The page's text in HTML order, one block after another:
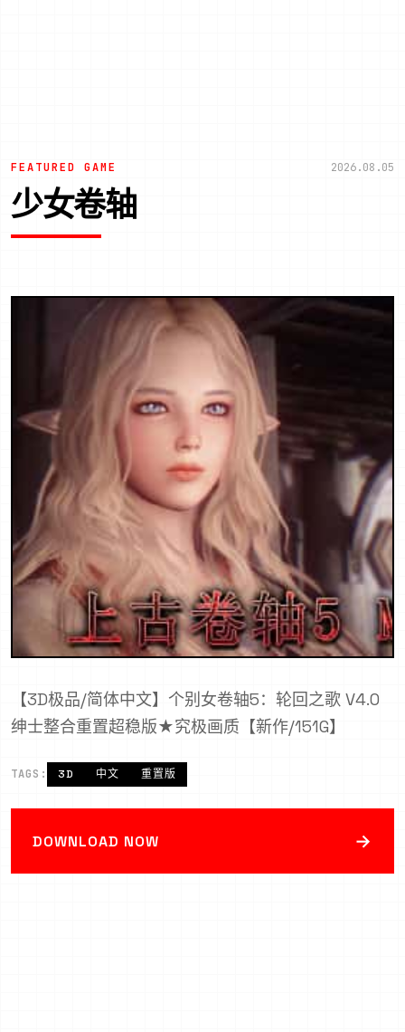
FEATURED GAME 2026.08.05
少女卷轴
【3D极品/简体中文】个别女卷轴5：轮回之歌 V4.0
绅士整合重置超稳版★究极画质【新作/151G】
TAGS: 3D 中文 重置版
DOWNLOAD NOW →